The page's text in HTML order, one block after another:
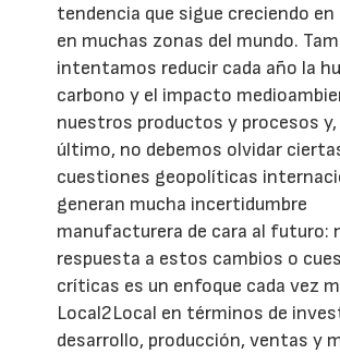
tendencia que sigue creciendo en
en muchas zonas del mundo.
intentamos reducir cada año la
carbono y el impacto
nuestros productos y procesos y,
último, no debemos olvidar
cuestiones geopolíticas
generan mucha incertidumbre
manufacturera de cara al futuro:
respuesta a estos cambios o
críticas es un enfoque cada vez
Local2Local en términos de
desarrollo, producción, ventas y